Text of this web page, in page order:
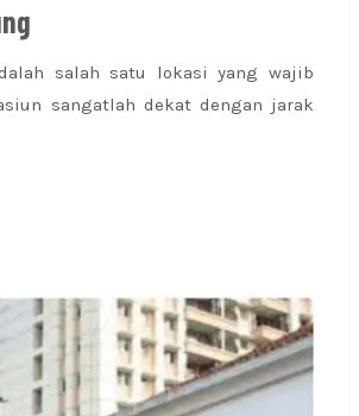
salah satu lokasi yang wajib
sangatlah dekat dengan jarak